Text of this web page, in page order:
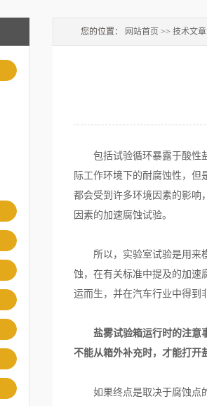
您的位置： 网站首页 >> 技术文章
包括试验循环暴露于酸性盐
际工作环境下的耐腐蚀性，
都会受到许多环境因素的影响
因素的加速腐蚀试验。
所以，实验室试验是用来模
蚀，在有关标准中提及的加速
运而生，并在汽车行业中得到
盐雾试验箱运行时的注意
不能从箱外补充时，才能打开
如果终点是取决于腐蚀点的